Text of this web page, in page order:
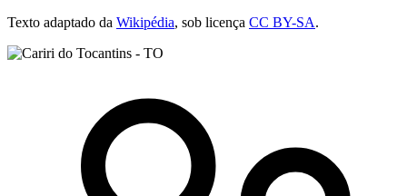
Texto adaptado da Wikipédia, sob licença CC BY-SA.